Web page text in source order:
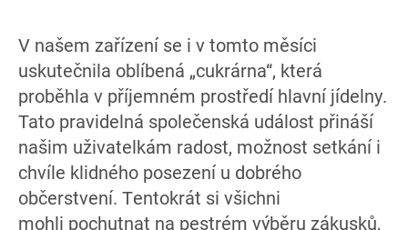
V našem zařízení se i v tomto měsíci
uskutečnila oblíbená „cukrárna“, která
proběhla v příjemném prostředí hlavní jídelny.
Tato pravidelná společenská událost přináší
našim uživatelkám radost, možnost setkání i
chvíle klidného posezení u dobrého
občerstvení. Tentokrát si všichni
mohli pochutnat na pestrém výběru zákusků,